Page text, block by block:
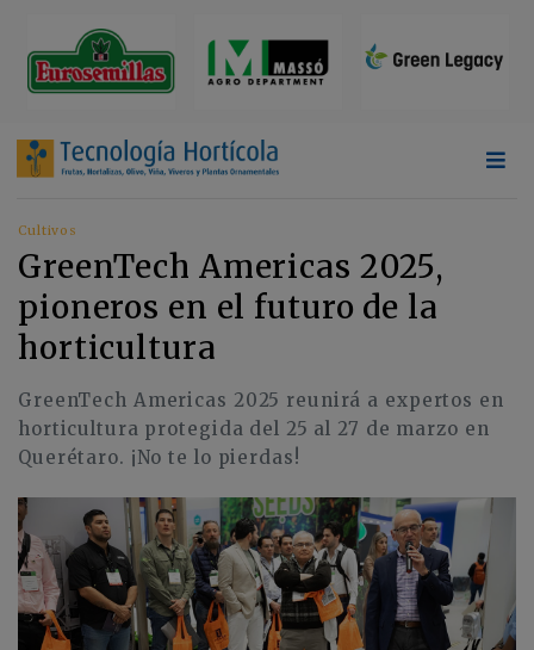
Cultivos
GreenTech Americas 2025,
pioneros en el futuro de la
horticultura
GreenTech Americas 2025 reunirá a expertos en
horticultura protegida del 25 al 27 de marzo en
Querétaro. ¡No te lo pierdas!